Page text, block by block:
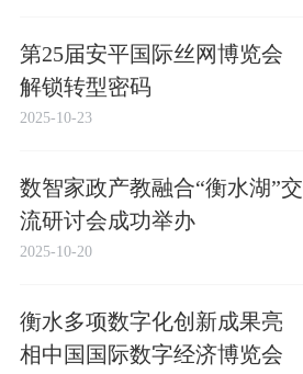
第25届安平国际丝网博览会
解锁转型密码
2025-10-23
数智家政产教融合“衡水湖”交
流研讨会成功举办
2025-10-20
衡水多项数字化创新成果亮
相中国国际数字经济博览会